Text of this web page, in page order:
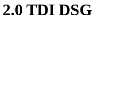
TDI DSG